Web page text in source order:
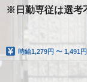
※日勤専従は選考
時給1,279円 〜 1,491円